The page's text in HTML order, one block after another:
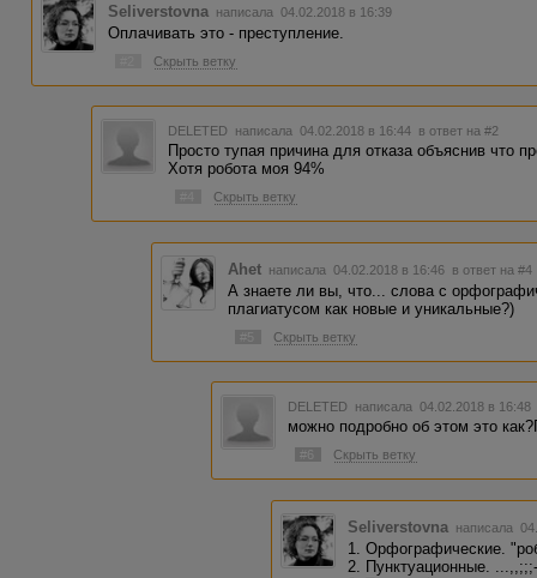
Seliverstovna написала 04.02.2018 в 16:39
Оплачивать это - преступление.
Скрыть ветку
DELETED написала 04.02.2018 в 16:44 в ответ на #2
Просто тупая причина для отказа объяснив что
Хотя робота моя 94%
Скрыть ветку
Ahet написала 04.02.2018 в 16:46 в ответ на #4
А знаете ли вы, что... слова с
плагиатусом как новые и уникальные?)
Скрыть ветку
DELETED написала 04.02.2018 в
можно подробно об этом это
#6 Скрыть ветку
Seliverstovna написала
1. Орфографические.
2. Пунктуационные.